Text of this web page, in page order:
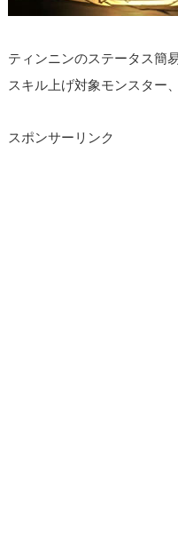
ティンニンのステータス簡
スキル上げ対象モンスター
スポンサーリンク